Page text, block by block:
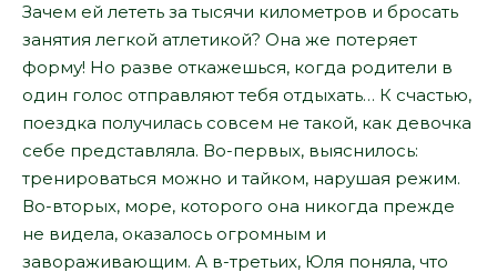
Зачем ей лететь за тысячи километров и бросать
занятия легкой атлетикой? Она же потеряет
форму! Но разве откажешься, когда родители в
один голос отправляют тебя отдыхать… К счастью,
поездка получилась совсем не такой, как девочка
себе представляла. Во-первых, выяснилось:
тренироваться можно и тайком, нарушая режим.
Во-вторых, море, которого она никогда прежде
не видела, оказалось огромным и
завораживающим. А в-третьих, Юля поняла, что